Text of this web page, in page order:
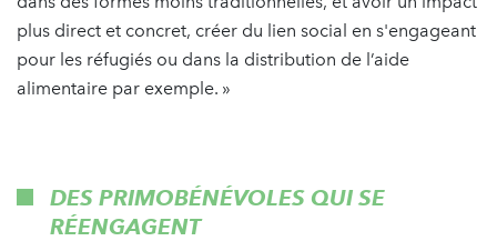
plus direct et concret, créer du lien social en s'engageant
pour les réfugiés ou dans la distribution de l’aide
alimentaire par exemple. »
DES PRIMOBÉNÉVOLES QUI SE
RÉENGAGENT